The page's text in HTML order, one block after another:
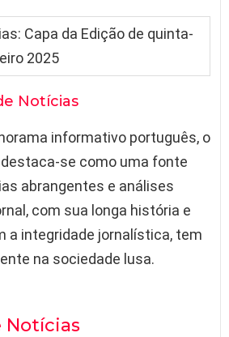
Notícias
informativo português, o
se como uma fonte
abrangentes e análises
com sua longa história e
a integridade jornalística, tem
na sociedade lusa.
Notícias